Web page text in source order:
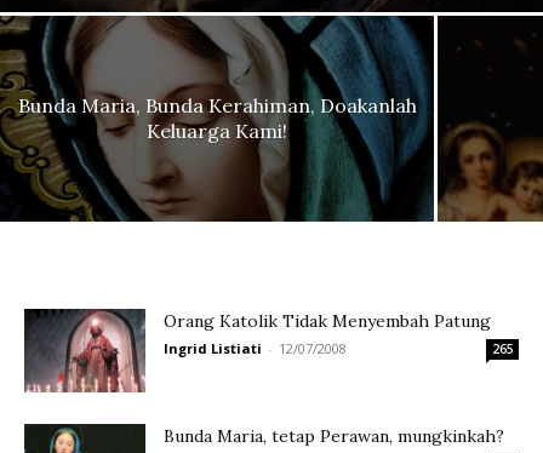
Bunda Maria, Bunda Kerahiman, Doakanlah
Keluarga Kami!
Orang Katolik Tidak Menyembah Patung
Ingrid Listiati - 12/07/2008 265
Bunda Maria, tetap Perawan, mungkinkah?